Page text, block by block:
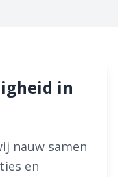
in
nauw samen
en